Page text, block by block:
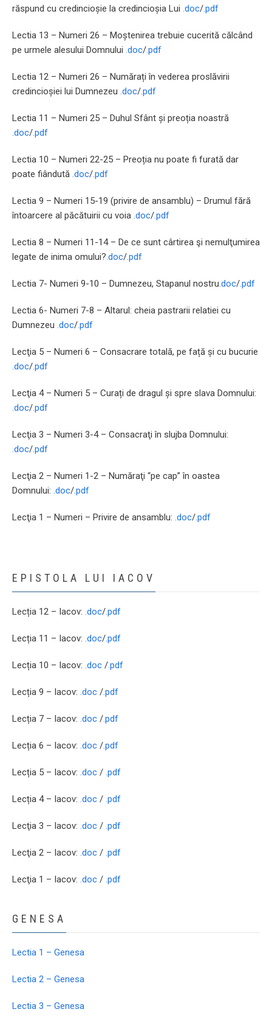
răspund cu credincioșie la credincioșia Lui .doc/.pdf
Lectia 13 – Numeri 26 – Moștenirea trebuie cucerită călcând
pe urmele alesului Domnului .doc/.pdf
Lectia 12 – Numeri 26 – Numărați în vederea proslăvirii
credincioșiei lui Dumnezeu .doc/.pdf
Lectia 11 – Numeri 25 – Duhul Sfânt și preoția noastră
.doc/.pdf
Lectia 10 – Numeri 22-25 – Preoția nu poate fi furată dar
poate fiândută .doc/.pdf
Lectia 9 – Numeri 15-19 (privire de ansamblu) – Drumul fără
întoarcere al păcătuirii cu voia .doc/.pdf
Lectia 8 – Numeri 11-14 – De ce sunt cârtirea şi nemulţumirea
legate de inima omului?.doc/.pdf
Lectia 7- Numeri 9-10 – Dumnezeu, Stapanul nostru.doc/.pdf
Lectia 6- Numeri 7-8 – Altarul: cheia pastrarii relatiei cu
Dumnezeu .doc/.pdf
Lecţia 5 – Numeri 6 – Consacrare totală, pe față și cu bucurie
.doc/.pdf
Lecţia 4 – Numeri 5 – Curați de dragul și spre slava Domnului:
.doc/.pdf
Lecţia 3 – Numeri 3-4 – Consacraţi în slujba Domnului:
.doc/.pdf
Lecţia 2 – Numeri 1-2 – Număraţi “pe cap” în oastea
Domnului: .doc/.pdf
Lecţia 1 – Numeri – Privire de ansamblu: .doc/.pdf
EPISTOLA LUI IACOV
Lecția 12 – Iacov: .doc/.pdf
Lecția 11 – Iacov: .doc/.pdf
Lecția 10 – Iacov: .doc /.pdf
Lecția 9 – Iacov: .doc /.pdf
Lecția 7 – Iacov: .doc /.pdf
Lecția 6 – Iacov: .doc /.pdf
Lecția 5 – Iacov: .doc / .pdf
Lecția 4 – Iacov: .doc / .pdf
Lecţia 3 – Iacov: .doc / .pdf
Lecţia 2 – Iacov: .doc / .pdf
Lecţia 1 – Iacov: .doc / .pdf
GENESA
Lectia 1 – Genesa
Lectia 2 – Genesa
Lectia 3 – Genesa